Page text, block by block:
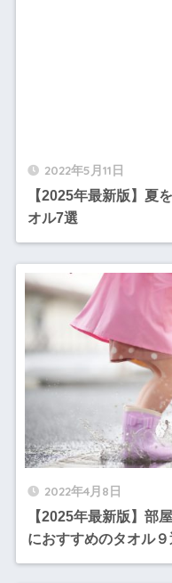
2022年5月11日
【2025年最新版】夏
オル7選
2022年4月8日
【2025年最新版】部
におすすめのタオル９